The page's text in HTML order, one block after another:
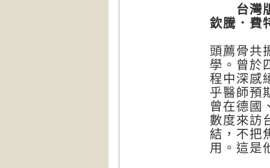
台灣版
欽騰．費
頭薦骨共
學。曾於
程中深感
乎醫師預
曾在德國
數度來訪
結，不把
用。這是